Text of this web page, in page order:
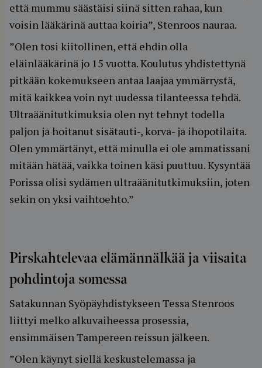
että mummu säästäisi siinä sitten rahaa, kun
voisin lääkärinä auttaa koiria”, Stenroos nauraa.
”Olen tosi kiitollinen, että ehdin olla
eläinlääkärinä jo 15 vuotta. Koulutus yhdistettynä
pitkään kokemukseen antaa laajaa ymmärrystä,
mitä kaikkea voin nyt uudessa tilanteessa tehdä.
Ultraäänitutkimuksia olen nyt tehnyt todella
paljon ja hoitanut sisätauti-, korva- ja ihopotilaita.
Olen ymmärtänyt, että minulla ei ole ammatissani
mitään hätää, vaikka toinen käsi puuttuu. Kysyntää
Porissa olisi sydämen ultraäänitutkimuksiin, joten
sekin on yksi vaihtoehto.”
Pirskahtelevaa elämännälkää ja viisaita
pohdintoja somessa
Satakunnan Syöpäyhdistykseen Tessa Stenroos
liittyi melko alkuvaiheessa prosessia,
ensimmäisen Tampereen reissun jälkeen.
”Olen käynyt siellä keskustelemassa ja